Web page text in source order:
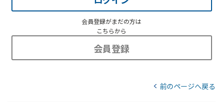
会員登録がまだの方は
こちらから
会員登録
前のページへ戻る